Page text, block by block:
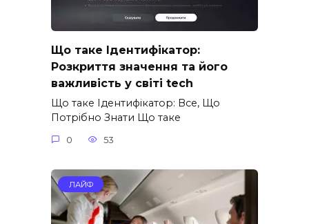
Що таке Ідентифікатор:
Розкриття значення та його
важливість у світі tech
Що таке Ідентифікатор: Все, Що
Потрібно Знати Що таке
0 53
ЛАЙФ